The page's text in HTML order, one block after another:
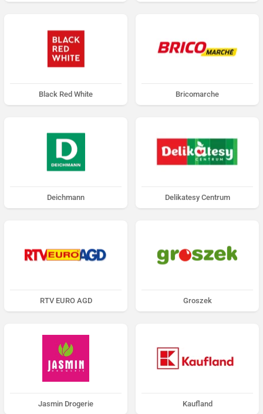
Black Red White Bricomarche
Deichmann Delikatesy Centrum
RTV EURO AGD Groszek
Jasmin Drogerie Kaufland